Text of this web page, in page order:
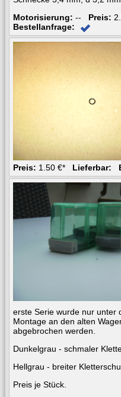
Motorisierung: -- Preis:
Bestellanfrage:
Preis: 1.50 €* Lieferbar:
erste Serie wurde nur unter
Montage an den alten
abgebrochen werden.
Dunkelgrau - schmaler
Hellgrau - breiter
Preis je Stück.